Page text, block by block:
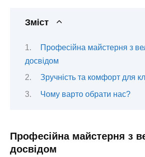
Зміст
Професійна майстерня з
досвідом
Зручність та комфорт для
Чому варто обрати нас?
Професійна майстерня з
досвідом